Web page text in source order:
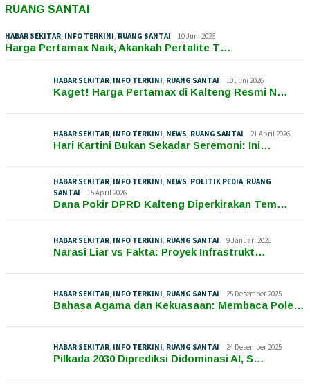
RUANG SANTAI
HABAR SEKITAR, INFO TERKINI, RUANG SANTAI 10 Juni 2026
Harga Pertamax Naik, Akankah Pertalite T…
HABAR SEKITAR, INFO TERKINI, RUANG SANTAI 10 Juni 2026
Kaget! Harga Pertamax di Kalteng Resmi N…
HABAR SEKITAR, INFO TERKINI, NEWS, RUANG SANTAI 21 April 2026
Hari Kartini Bukan Sekadar Seremoni: Ini…
HABAR SEKITAR, INFO TERKINI, NEWS, POLITIK PEDIA, RUANG
SANTAI
15 April 2026
Dana Pokir DPRD Kalteng Diperkirakan Tem…
HABAR SEKITAR, INFO TERKINI, RUANG SANTAI 9 Januari 2026
Narasi Liar vs Fakta: Proyek Infrastrukt…
HABAR SEKITAR, INFO TERKINI, RUANG SANTAI 25 Desember 2025
Bahasa Agama dan Kekuasaan: Membaca Pole…
HABAR SEKITAR, INFO TERKINI, RUANG SANTAI 24 Desember 2025
Pilkada 2030 Diprediksi Didominasi AI, S…